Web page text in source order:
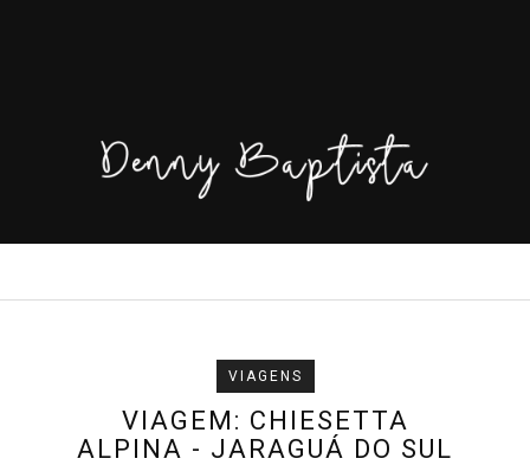
VIAGENS
VIAGEM: CHIESETTA
ALPINA - JARAGUÁ DO SUL